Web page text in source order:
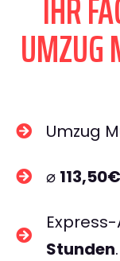
UMZUG
Umzug
⌀
Stunden.